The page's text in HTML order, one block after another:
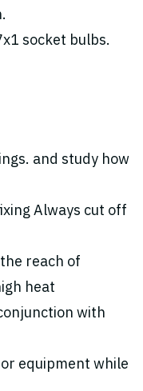
socket bulbs.
and study how
Always cut off
reach of
heat
with
equipment while